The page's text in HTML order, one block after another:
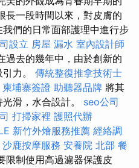
長一段時間以來，對皮膚的
們的日常面部護理中進行步
設立 房屋 漏水 室內設計師
過去的幾年中，由於創新的
力。 傳統整復推拿技術士
柬埔寨簽證 助聽器品牌 將其
滑，水合設計。 seo公司
打掃家裡 護照代辦
新竹外燴服務推薦 經絡調
沙鹿按摩服務 安養院 北部 餐
限制使用高過濾器保護皮